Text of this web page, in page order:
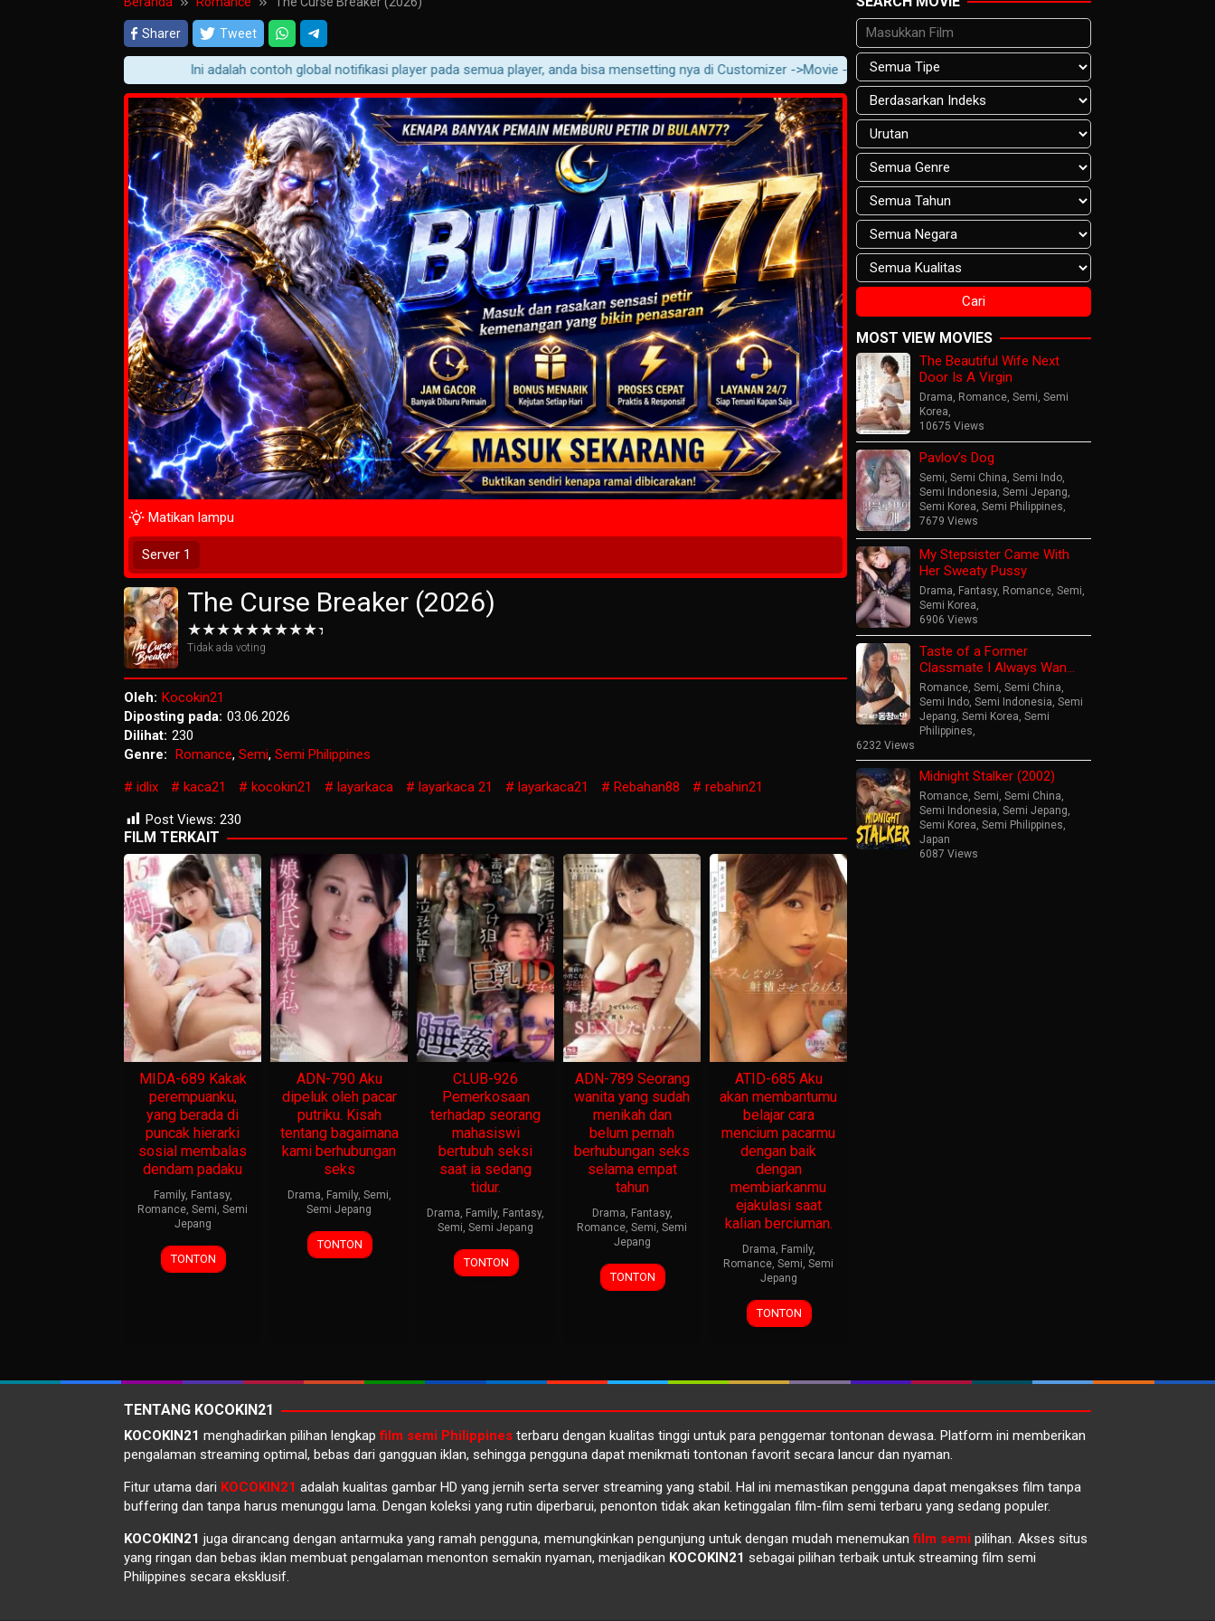
Sharer Tweet
Ini adalah contoh global notifikasi player pada semua player, anda bisa mensetting nya di Customizer ->Movie -> Movie Content -> Player Notification.
Tunggu 2 Detik
4 Wait Time
Matikan lampu
Server 1
The Curse Breaker (2026)
Tidak ada voting
Oleh: Kocokin21
Diposting pada: 03.06.2026
Dilihat: 230
Genre: Romance, Semi, Semi Philippines
idlix
kaca21 kocokin21 layarkaca layarkaca 21 layarkaca21 Rebahan88
rebahin21
Post Views: 230
FILM TERKAIT
MIDA-689 Kakak
perempuanku,
yang berada di
puncak hierarki
sosial membalas
dendam padaku
Family, Fantasy,
Romance, Semi, Semi
Jepang
TONTON
ADN-790 Aku
dipeluk oleh pacar
putriku. Kisah
tentang bagaimana
kami berhubungan
seks
Drama, Family, Semi,
Semi Jepang
TONTON
CLUB-926
Pemerkosaan
terhadap seorang
mahasiswi
bertubuh seksi
saat ia sedang
tidur.
Drama, Family, Fantasy,
Semi, Semi Jepang
TONTON
ADN-789 Seorang
wanita yang sudah
menikah dan
belum pernah
berhubungan seks
selama empat
tahun
Drama, Fantasy,
Romance, Semi, Semi
Jepang
TONTON
ATID-685 Aku
akan membantumu
belajar cara
mencium pacarmu
dengan baik
dengan
membiarkanmu
ejakulasi saat
kalian berciuman.
Drama, Family,
Romance, Semi, Semi
Jepang
TONTON
MOST VIEW MOVIES
The Beautiful Wife Next
Door Is A Virgin
Drama Romance Semi Semi
Korea
10675 Views
Pavlov’s Dog
Semi Semi China Semi Indo
Semi Indonesia Semi Jepang
Semi Korea Semi Philippines
7679 Views
My Stepsister Came With
Her Sweaty Pussy
Drama Fantasy, Romance Semi
Semi Korea
6906 Views
Taste of a Former
Classmate I Always Wan…
Romance Semi Semi China
Semi Indo Semi Indonesia Semi
Jepang Semi Korea Semi
Philippines
6232 Views
Midnight Stalker (2002)
Romance Semi Semi China
Semi Indonesia Semi Jepang
Semi Korea Semi Philippines
Japan
6087 Views
TENTANG KOCOKIN21
KOCOKIN21 menghadirkan pilihan lengkapfilm semi Philippines terbaru dengan kualitas tinggi untuk para penggemar tontonan dewasa. Platform ini memberikan
pengalaman streaming optimal, bebas dari gangguan iklan, sehingga pengguna dapat menikmati tontonan favorit secara lancur dan nyaman.
Fitur utama dari KOCOKIN21 adalah kualitas gambar HD yang jernih serta server streaming yang stabil. Hal ini memastikan pengguna dapat mengakses film tanpa
buffering dan tanpa harus menunggu lama. Dengan koleksi yang rutin diperbarui, penonton tidak akan ketinggalan film-film semi terbaru yang sedang populer.
KOCOKIN21 juga dirancang dengan antarmuka yang ramah pengguna, memungkinkan pengunjung untuk dengan mudah menemukanfilm semi pilihan. Akses situs
yang ringan dan bebas iklan membuat pengalaman menonton semakin nyaman, menjadikan KOCOKIN21 sebagai pilihan terbaik untuk streaming film semi
Philippines secara eksklusif.